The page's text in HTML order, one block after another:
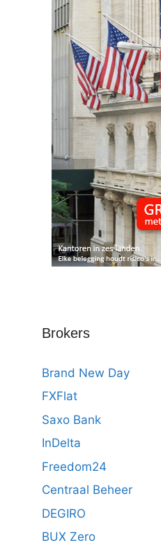
Brokers
Brand New Day
FXFlat
Saxo Bank
InDelta
Freedom24
Centraal Beheer
DEGIRO
BUX Zero